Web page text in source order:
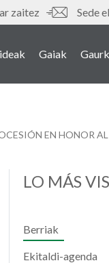
zaitez Sede
Gaiak
LO MÁS
Berriak
Ekitaldi-agenda